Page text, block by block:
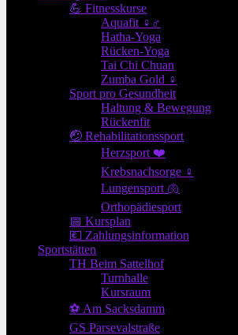
💪 Fitnesskurse
Aquafit ♀♂
Hatha-Yoga
Rücken-Yoga
Tai Chi Chuan
Zumba Gold ♀
Sport pro Gesundheit
Haltung & Bewegung
Rückenfit
🤕 Rehabilitationssport
Herzsport ❤️
Krebsnachsorge ♀
Lungensport 🫁
Orthopädiesport
📅 Kursplan
💶 Zahlungsinformation
Sportstätten
TH Beim Sattelhof
Turnhalle
Kursraum
⚽ Am Sacksdamm
GS Parsevalstraße